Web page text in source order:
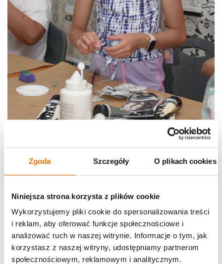
Zgoda Szczegóły O plikach cookies
Niniejsza strona korzysta z plików cookie
Wykorzystujemy pliki cookie do spersonalizowania treści
i reklam, aby oferować funkcje społecznościowe i
analizować ruch w naszej witrynie. Informacje o tym, jak
korzystasz z naszej witryny, udostępniamy partnerom
społecznościowym, reklamowym i analitycznym.